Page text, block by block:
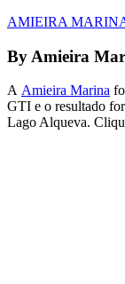
AMIEIRA
By Amieira
A Amieira Marina
GTI e o resultado
Lago Alqueva.